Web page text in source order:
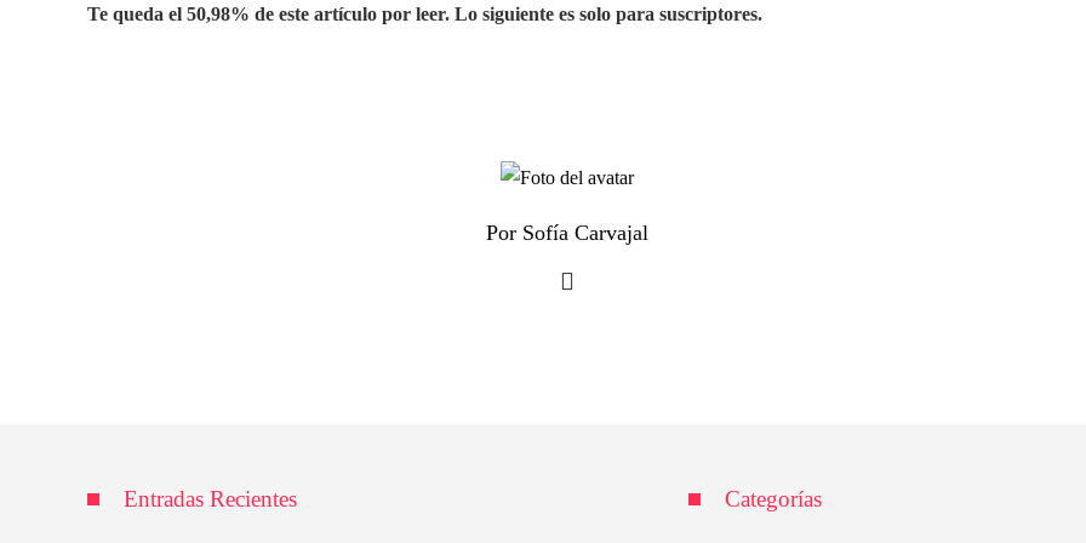
Te queda el 50,98% de este artículo por leer. Lo siguiente es solo para suscriptores.
Por Sofía Carvajal
Entradas Recientes Categorías